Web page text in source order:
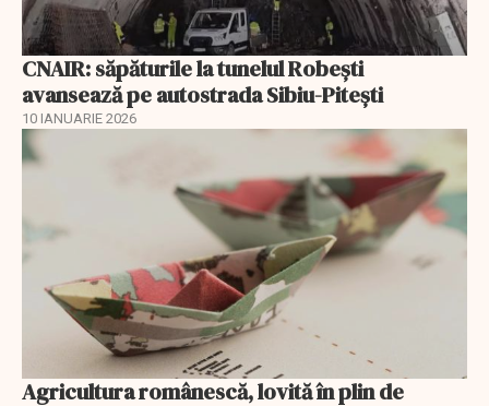
CNAIR: săpăturile la tunelul Robești
avansează pe autostrada Sibiu-Pitești
10 IANUARIE 2026
Agricultura românescă, lovită în plin de